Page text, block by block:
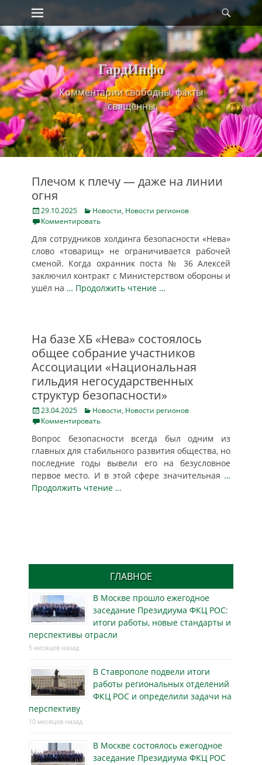
Skip
to
content
Primary Menu
ГардИнфо
Комментарии свободны, факты
священны
Плечом к плечу — даже на линии
огня
Posted
on
29.10.2025 Categories
Новости, Новости регионов
Комментировать
Для сотрудников холдинга безопасности «Нева»
слово «товарищ» не ограничивается рабочей
сменой. Когда охранник поста № 36 Алексей
заключил контракт с Министерством обороны и
ушёл на … Продолжить чтение …
На базе ХБ «Нева» состоялось
общее собрание участников
Ассоциации «Национальная
гильдия негосударственных
структур безопасности»
Posted
on
23.04.2025 Categories
Новости, Новости регионов
Комментировать
Вопрос безопасности всегда был одним из
главных для стабильного развития общества, но
последние годы вывели его на безусловное
первое место. И в этой сфере значительная …
Продолжить чтение …
ГЛАВНОЕ
В Москве прошло ежегодное
заседание Президиума ФКЦ РОС:
итоги работы, новые стандарты и
перспективы отрасли
5 месяцев назад
В Ставрополе подвели итоги
работы региональных отделений
ФКЦ РОС и определили задачи на
перспективу
10 месяцев назад
В Москве состоялось ежегодное
заседание Президиума ФКЦ РОС